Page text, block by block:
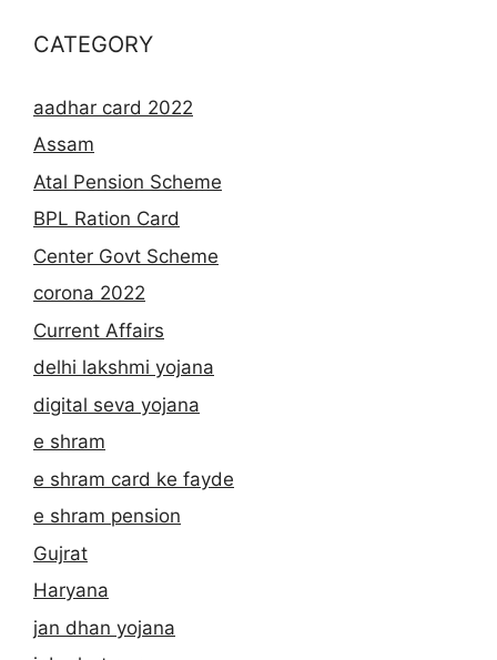
CATEGORY
aadhar card 2022
Assam
Atal Pension Scheme
BPL Ration Card
Center Govt Scheme
corona 2022
Current Affairs
delhi lakshmi yojana
digital seva yojana
e shram
e shram card ke fayde
e shram pension
Gujrat
Haryana
jan dhan yojana